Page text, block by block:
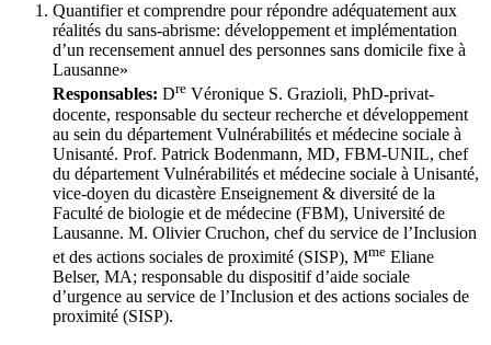
Quantifier et comprendre pour répondre adéquatement aux
réalités du sans-abrisme: développement et implémentation
d’un recensement annuel des personnes sans domicile fixe à
Lausanne»
Responsables: Dre Véronique S. Grazioli, PhD-privat-
docente, responsable du secteur recherche et développement
au sein du département Vulnérabilités et médecine sociale à
Unisanté. Prof. Patrick Bodenmann, MD, FBM-UNIL, chef
du département Vulnérabilités et médecine sociale à Unisanté,
vice-doyen du dicastère Enseignement & diversité de la
Faculté de biologie et de médecine (FBM), Université de
Lausanne. M. Olivier Cruchon, chef du service de l’Inclusion
et des actions sociales de proximité (SISP), Mme Eliane
Belser, MA; responsable du dispositif d’aide sociale
d’urgence au service de l’Inclusion et des actions sociales de
proximité (SISP).